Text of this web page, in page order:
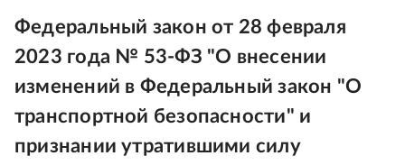
Федеральный закон от 28 февраля
2023 года № 53-ФЗ "О внесении
изменений в Федеральный закон "О
транспортной безопасности" и
признании утратившими силу